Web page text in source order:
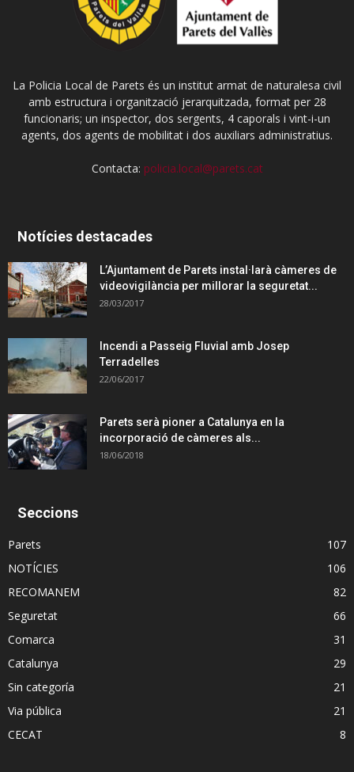
La Policia Local de Parets és un institut armat de naturalesa civil
amb estructura i organització jerarquitzada, format per 28
funcionaris; un inspector, dos sergents, 4 caporals i vint-i-un
agents, dos agents de mobilitat i dos auxiliars administratius.
Contacta: policia.local@parets.cat
Notícies destacades
L’Ajuntament de Parets instal·larà càmeres de
videovigilància per millorar la seguretat...
28/03/2017
Incendi a Passeig Fluvial amb Josep
Terradelles
22/06/2017
Parets serà pioner a Catalunya en la
incorporació de càmeres als...
18/06/2018
Seccions
Parets
107
NOTÍCIES
106
RECOMANEM
82
Seguretat
66
Comarca
31
Catalunya
29
Sin categoría
21
Via pública
21
CECAT
8